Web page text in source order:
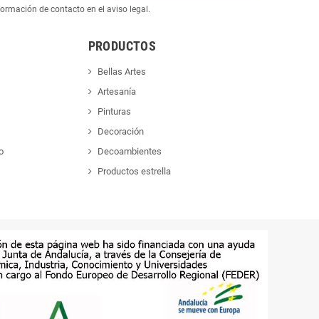
de contacto en el aviso legal.
PRODUCTOS
Bellas Artes
Artesanía
Pinturas
Decoración
Decoambientes
Productos estrella